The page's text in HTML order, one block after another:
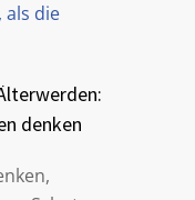
denken